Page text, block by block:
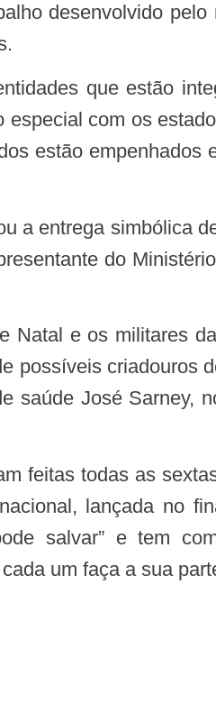
desenvolvido
com os
estão empenhados
do
possíveis criadouros
saúde José Sarney,
lançada no
salvar” e tem
um faça a sua